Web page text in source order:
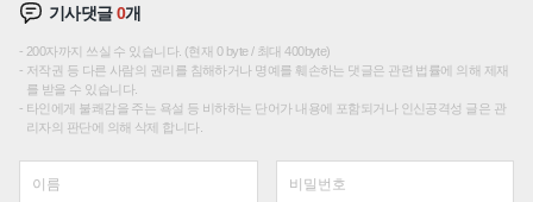
기사댓글0개
200자까지 쓰실 수 있습니다. (현재 0 byte / 최대 400byte)
저작권 등 다른 사람의 권리를 침해하거나 명예를 훼손하는 댓글은 관련 법률에 의해 제재
를 받을 수 있습니다.
타인에게 불쾌감을 주는 욕설 등 비하하는 단어가 내용에 포함되거나 인신공격성 글은 관
리자의 판단에 의해 삭제 합니다.